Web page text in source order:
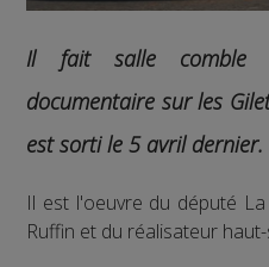
Il fait salle comble
documentaire sur les
est sorti le 5 avril dernier.
Il est l'oeuvre du député
Ruffin et du réalisateur